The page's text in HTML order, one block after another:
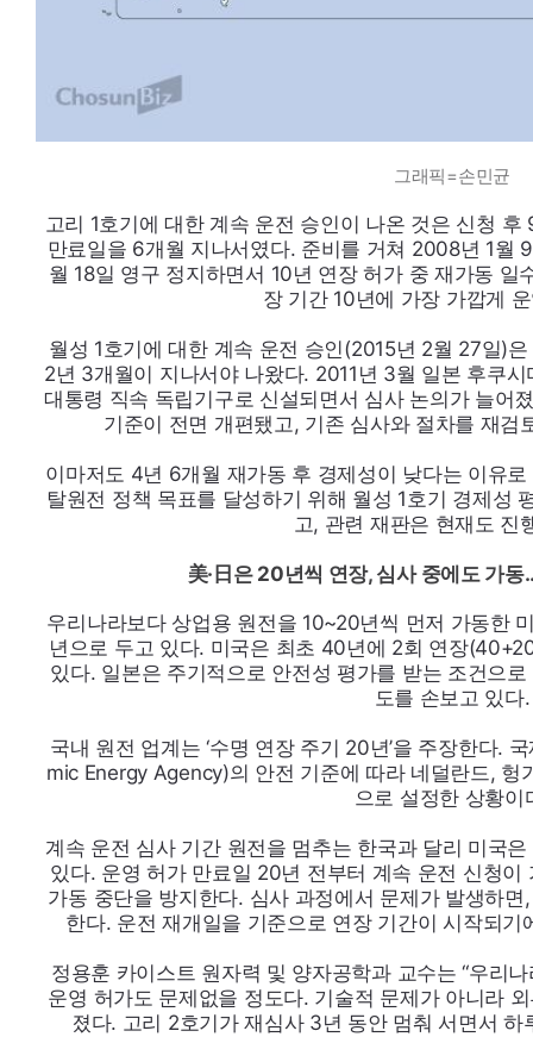
그래픽=손민균
고리 1호기에 대한 계속 운전 승인이 나온 것은 신청
만료일을 6개월 지나서였다. 준비를 거쳐 2008년 1월
월 18일 영구 정지하면서 10년 연장 허가 중 재가동
장 기간 10년에 가장 가깝게
월성 1호기에 대한 계속 운전 승인(2015년 2월 27일)
2년 3개월이 지나서야 나왔다. 2011년 3월 일본 후쿠
대통령 직속 독립기구로 신설되면서 심사 논의가 늘어
기준이 전면 개편됐고, 기존 심사와 절차를 재검
이마저도 4년 6개월 재가동 후 경제성이 낮다는 이유
탈원전 정책 목표를 달성하기 위해 월성 1호기 경제성
고, 관련 재판은 현재도 진
美·日은 20년씩 연장, 심사 중에도 가동
우리나라보다 상업용 원전을 10~20년씩 먼저 가동한
년으로 두고 있다. 미국은 최초 40년에 2회 연장
있다. 일본은 주기적으로 안전성 평가를 받는 조건으
도를 손보고 있다.
국내 원전 업계는 ‘수명 연장 주기 20년’을 주장한다.
mic Energy Agency)의 안전 기준에 따라 네덜란드, 헝
으로 설정한 상황이
계속 운전 심사 기간 원전을 멈추는 한국과 달리 미국
있다. 운영 허가 만료일 20년 전부터 계속 운전 신청
가동 중단을 방지한다. 심사 과정에서 문제가 발생하
한다. 운전 재개일을 기준으로 연장 기간이 시작되
정용훈 카이스트 원자력 및 양자공학과 교수는 “우리
운영 허가도 문제없을 정도다. 기술적 문제가 아니라
졌다. 고리 2호기가 재심사 3년 동안 멈춰 서면서 하